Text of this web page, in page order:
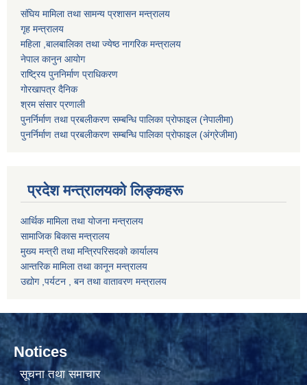
संघिय मामिला तथा सामन्य प्रशासन मन्त्रालय
गृह मन्त्रालय
महिला ,बालबालिका तथा ज्येष्ठ नागरिक मन्त्रालय
नेपाल कानुन आयोग
राष्ट्रिय पुननिर्माण प्राधिकरण
गोरखापत्र दैनिक
श्रम संसार प्रणाली
पुनर्निर्माण तथा प्रबलीकरण सम्बन्धि पालिका प्राेफाइल (नेपालीमा)
पुनर्निर्माण तथा प्रबलीकरण सम्बन्धि पालिका प्राेफाइल(अंग्रेजीमा)
प्रदेश मन्त्रालयको लिङ्कहरू
आर्थिक मामिला तथा योजना मन्त्रालय
सामाजिक बिकास मन्त्रालय
मुख्य मन्त्री तथा मन्त्रिपरिसदको कार्यालय
आन्तरिक मामिला तथा कानून मन्त्रालय
उद्योग ,पर्यटन , बन तथा वातावरण मन्त्रालय
Notices
सूचना तथा समाचार